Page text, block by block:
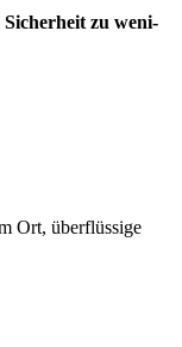
Si­cher­heit zu we­ni­
Ort, über­flüs­si­ge